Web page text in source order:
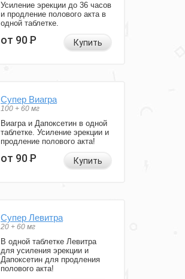
Усиление эрекции до 36 часов
и продление полового акта в
одной таблетке.
от 90Р Купить
Супер Виагра
100 + 60 мг
Виагра и Дапоксетин в одной
таблетке. Усиление эрекции и
продление полового акта!
от 90Р Купить
Супер Левитра
20 + 60 мг
В одной таблетке Левитра
для усиления эрекции и
Дапоксетин для продления
полового акта!